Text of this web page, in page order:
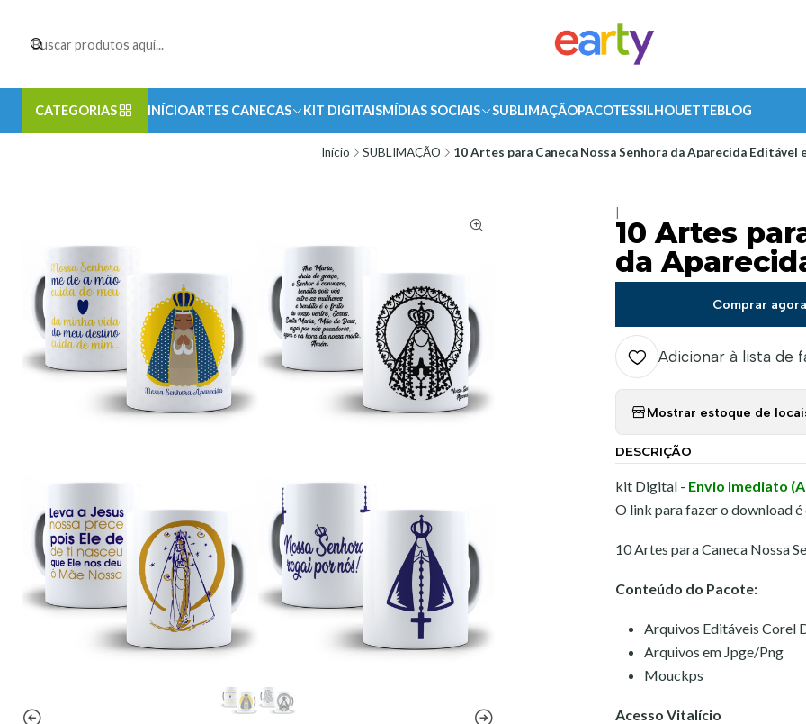
CATEGORIAS INÍCIOARTES CANECAS KIT DIGITAISMÍDIAS SOCIAIS SUBLIMAÇÃOPACOTESSILHOUETTEBLOG
Início SUBLIMAÇÃO 10 Artes para Caneca Nossa Senhora da Aparecida Editável
10 Artes
da
Comprar agora
Adicionar à lista de
Mostrar estoque de
DESCRIÇÃO
kit Digital - Envio Imediato
O link para fazer o download
10 Artes para Caneca Nossa
Conteúdo do Pacote:
Arquivos Editáveis Corel
Arquivos em Jpge/Png
Mouckps
Acesso Vitalício